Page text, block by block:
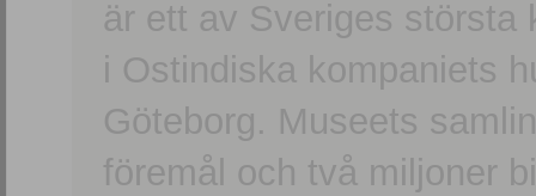
är ett av Sveriges största
i Ostindiska kompaniets
Göteborg. Museets
föremål och två miljoner